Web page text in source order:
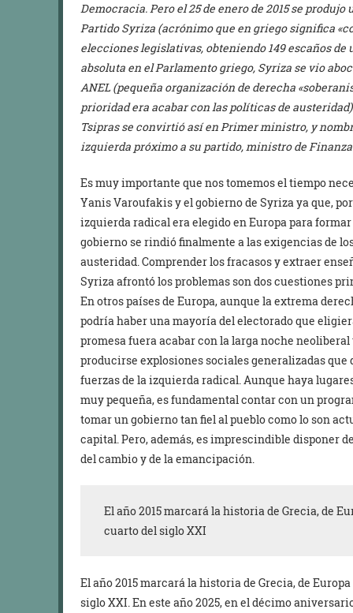
Democracia. Pero el 25 de enero de 2015 se
Partido Syriza (acrónimo que en griego significa
elecciones legislativas, obteniendo 149 escaños
absoluta en el Parlamento griego, Syriza se vio
ANEL (pequeña organización de derecha
prioridad era acabar con las políticas de
Tsipras se convirtió así en Primer ministro, y
izquierda próximo a su partido, ministro de
Es muy importante que nos tomemos el tiempo
Yanis Varoufakis y el gobierno de Syriza ya que,
izquierda radical era elegido en Europa para
gobierno se rindió finalmente a las exigencias de
austeridad. Comprender los fracasos y extraer
Syriza afrontó los problemas son dos cuestiones
En otros países de Europa, aunque la extrema
podría haber una mayoría del electorado que
promesa fuera acabar con la larga noche
producirse explosiones sociales generalizadas que
fuerzas de la izquierda radical. Aunque haya
muy pequeña, es fundamental contar con un
tomar un gobierno tan fiel al pueblo como lo son
capital. Pero, además, es imprescindible disponer
del cambio y de la emancipación.
El año 2015 marcará la historia de Grecia, de
cuarto del siglo XXI
El año 2015 marcará la historia de Grecia, de
siglo XXI. En este año 2025, en el décimo